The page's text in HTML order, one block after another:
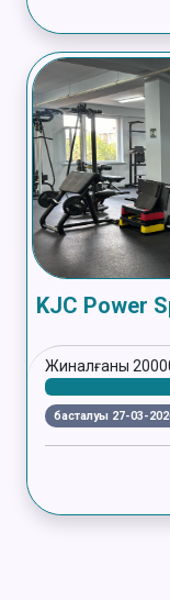
KJC Power
Жиналғаны
басталуы 27-03-